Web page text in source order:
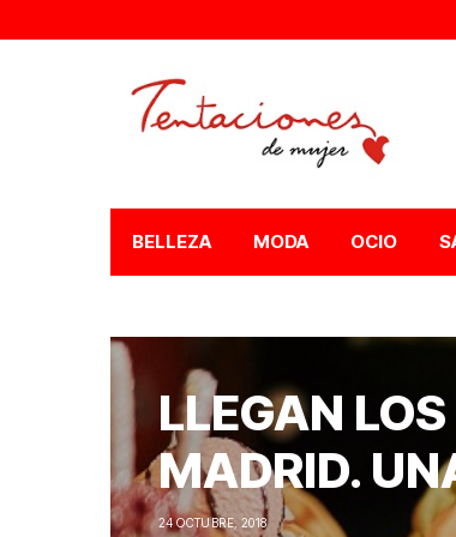
BELLEZA MODA OCIO
LLEGAN
MADRID.
24 OCTUBRE, 2018